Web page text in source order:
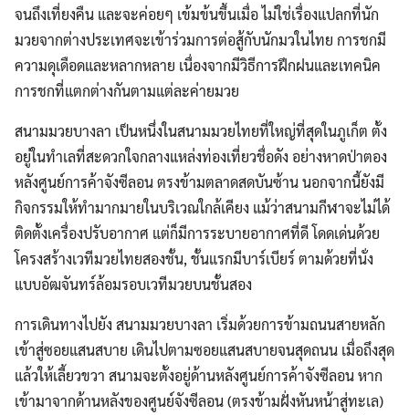
จนถึงเที่ยงคืน และจะค่อยๆ เข้มข้นขึ้นเมื่อ ไม่ใช่เรื่องแปลกที่นัก
มวยจากต่างประเทศจะเข้าร่วมการต่อสู้กับนักมวในไทย การชกมี
ความดุเดือดและหลากหลาย เนื่องจากมีวิธีการฝึกฝนและเทคนิค
การชกที่แตกต่างกันตามแต่ละค่ายมวย
สนามมวยบางลา เป็นหนึ่งในสนามมวยไทยที่ใหญ่ที่สุดในภูเก็ต ตั้ง
อยู่ในทำเลที่สะดวกใจกลางแหล่งท่องเที่ยวชื่อดัง อย่างหาดป่าตอง
หลังศูนย์การค้าจังซีลอน ตรงข้ามตลาดสดบันซ้าน นอกจากนี้ยังมี
กิจกรรมให้ทำมากมายในบริเวณใกล้เคียง แม้ว่าสนามกีฬาจะไม่ได้
ติดตั้งเครื่องปรับอากาศ แต่ก็มีการระบายอากาศที่ดี โดดเด่นด้วย
โครงสร้างเวทีมวยไทยสองชั้น, ชั้นแรกมีบาร์เบียร์ ตามด้วยที่นั่ง
แบบอัฒจันทร์ล้อมรอบเวทีมวยบนชั้นสอง
การเดินทางไปยัง สนามมวยบางลา เริ่มด้วยการข้ามถนนสายหลัก
เข้าสู่ซอยแสนสบาย เดินไปตามซอยแสนสบายจนสุดถนน เมื่อถึงสุด
แล้วให้เลี้ยวขวา สนามจะตั้งอยู่ด้านหลังศูนย์การค้าจังซีลอน หาก
เข้ามาจากด้านหลังของศูนย์จังซีลอน (ตรงข้ามฝั่งหันหน้าสู่ทะเล)